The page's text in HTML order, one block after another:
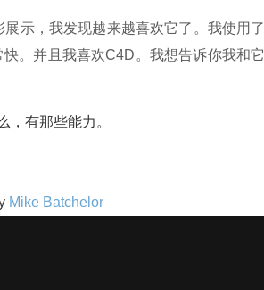
示，我发现越来越喜欢它了。我使用了
。并且我喜欢C4D。我想告诉你我和它
，有那些能力。
Mike Batchelor